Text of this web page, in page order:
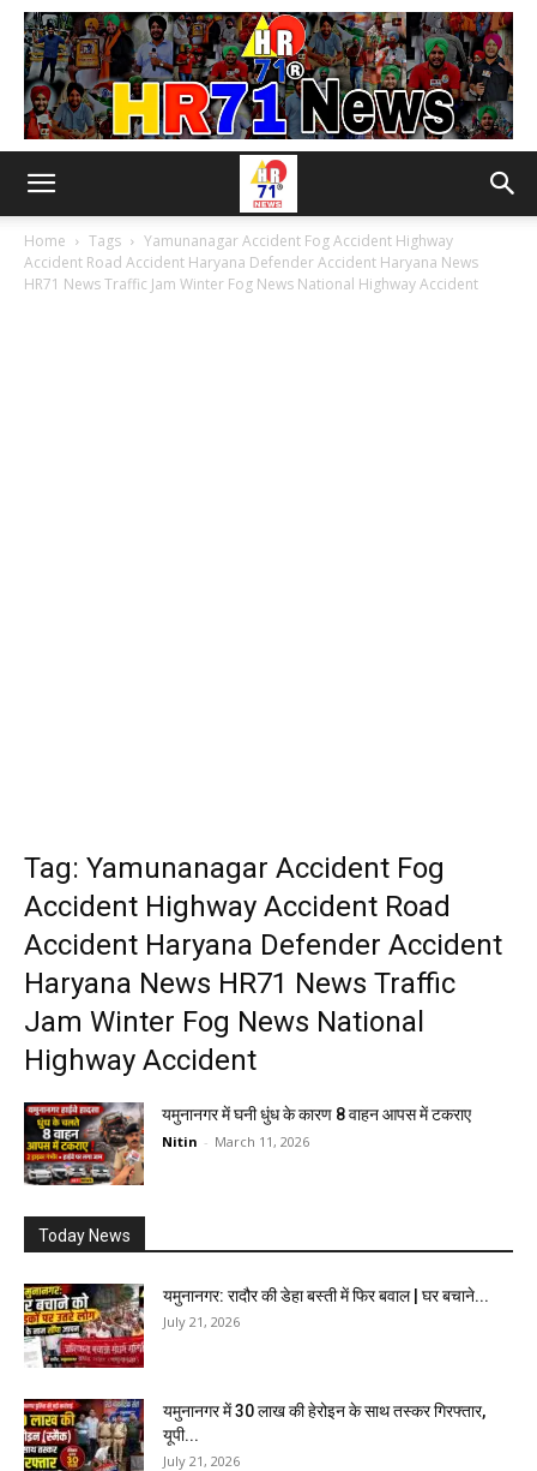
Home Tags
Yamunanagar Accident Fog Accident Highway
Accident Road Accident Haryana Defender Accident Haryana News
HR71 News Traffic Jam Winter Fog News National Highway Accident
Tag: Yamunanagar Accident Fog
Accident Highway Accident Road
Accident Haryana Defender Accident
Haryana News HR71 News Traffic
Jam Winter Fog News National
Highway Accident
यमुनानगर में घनी धुंध के कारण 8 वाहन आपस में टकराए
Nitin - March 11, 2026
Today News
यमुनानगर: रादौर की डेहा बस्ती में फिर बवाल | घर बचाने...
July 21, 2026
यमुनानगर में 30 लाख की हेरोइन के साथ तस्कर गिरफ्तार,
यूपी...
July 21, 2026